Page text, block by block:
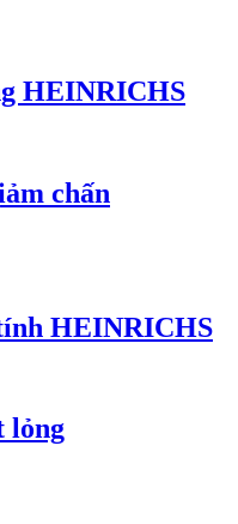
HEINRICHS
chấn
HEINRICHS
lỏng